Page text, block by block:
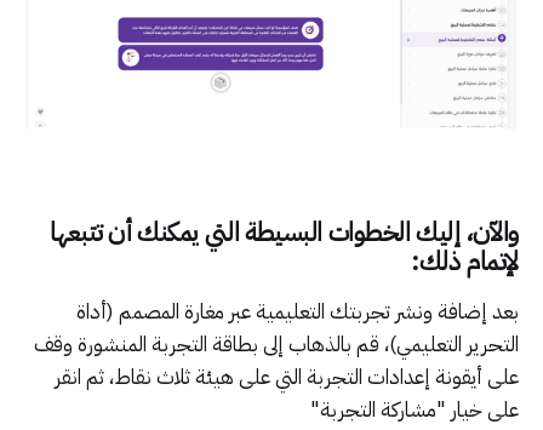
والآن، إليك الخطوات البسيطة التي يمكنك أن تتبعها
لإتمام ذلك:
بعد إضافة ونشر تجربتك التعليمية عبر مغارة المصمم (أداة
التحرير التعليمي)، قم بالذهاب إلى بطاقة التجربة المنشورة وقف
على أيقونة إعدادات التجربة التي على هيئة ثلاث نقاط، ثم انقر
على خيار "مشاركة التجربة"